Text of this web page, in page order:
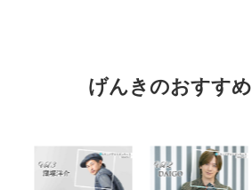
げんきのおすす